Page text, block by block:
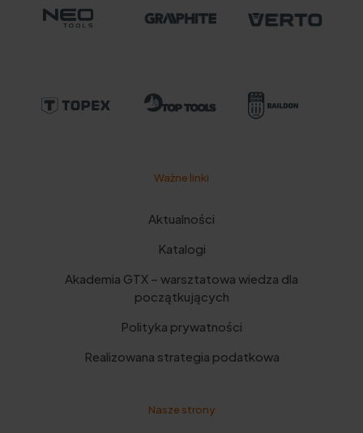
Ważne linki
Aktualności
Katalogi
Akademia GTX – warsztatowa wiedza dla
początkujących
Polityka prywatności
Realizowana strategia podatkowa
Nasze strony